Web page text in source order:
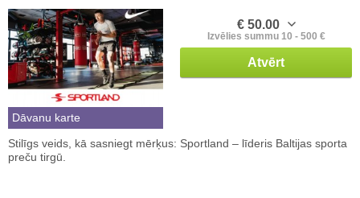
Dāvanu karte
€ 50.00
Izvēlies summu 10 - 500 €
Atvērt
Stilīgs veids, kā sasniegt mērķus: Sportland – līderis Baltijas sporta
preču tirgū.